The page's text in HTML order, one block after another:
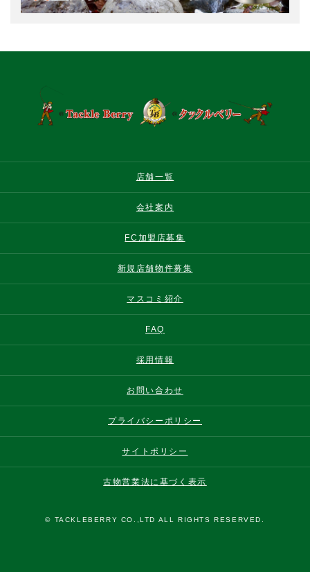
店舗一覧
会社案内
FC加盟店募集
新規店舗物件募集
マスコミ紹介
FAQ
採用情報
お問い合わせ
プライバシーポリシー
サイトポリシー
古物営業法に基づく表示
© TACKLEBERRY CO.,LTD ALL RIGHTS RESERVED.